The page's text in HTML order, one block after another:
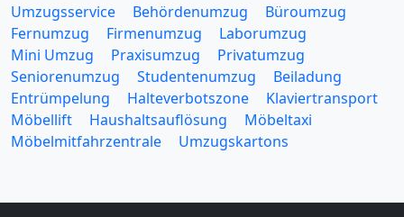
Umzugsservice Behördenumzug
Büroumzug
Fernumzug
Firmenumzug
Laborumzug
Mini Umzug
Praxisumzug
Privatumzug
Seniorenumzug
Studentenumzug
Beiladung
Entrümpelung
Halteverbotszone
Klaviertransport
Möbellift
Haushaltsauflösung
Möbeltaxi
Möbelmitfahrzentrale
Umzugskartons